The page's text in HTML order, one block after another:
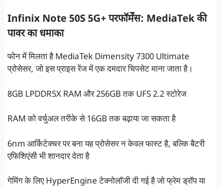
Infinix Note 50S 5G+ परफॉर्मेंस: MediaTek की
पावर का धमाका
फोन में मिलता है MediaTek Dimensity 7300 Ultimate
प्रोसेसर, जो इस प्राइस रेंज में एक दमदार चिपसेट माना जाता है।
8GB LPDDR5X RAM और 256GB तक UFS 2.2 स्टोरेज
RAM को वर्चुअल तरीके से 16GB तक बढ़ाया जा सकता है
6nm आर्किटेक्चर पर बना यह प्रोसेसर न केवल फास्ट है, बल्कि बैटरी
एफिशिएंसी भी शानदार देता है
गेमिंग के लिए HyperEngine टेक्नोलॉजी दी गई है जो फ्रेम ड्रॉप या